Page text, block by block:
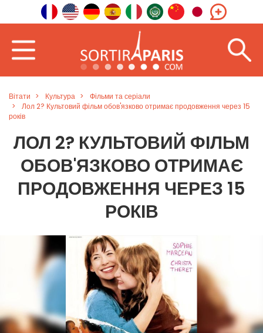
Вітати Культура
Фільми та серіали
Лол 2? Культовий фільм обов'язково отримає продовження через 15
років
ЛОЛ 2? КУЛЬТОВИЙ ФІЛЬМ
ОБОВ'ЯЗКОВО ОТРИМАЄ
ПРОДОВЖЕННЯ ЧЕРЕЗ 15
РОКІВ